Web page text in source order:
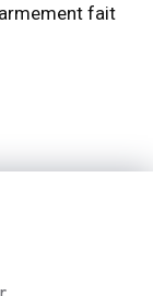
fait